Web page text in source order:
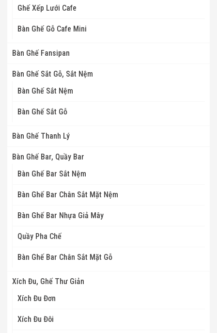
Ghế Xếp Lưới Cafe
Bàn Ghế Gỗ Cafe Mini
Bàn Ghế Fansipan
Bàn Ghế Sắt Gỗ, Sắt Nệm
Bàn Ghế Sắt Nệm
Bàn Ghế Sắt Gỗ
Bàn Ghế Thanh Lý
Bàn Ghế Bar, Quầy Bar
Bàn Ghế Bar Sắt Nệm
Bàn Ghế Bar Chân Sắt Mặt Nệm
Bàn Ghế Bar Nhựa Giả Mây
Quầy Pha Chế
Bàn Ghế Bar Chân Sắt Mặt Gỗ
Xích Đu, Ghế Thư Giản
Xích Đu Đơn
Xích Đu Đôi